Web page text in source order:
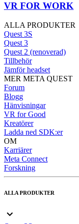
VR FOR WORK
ALLA PRODUKTER
Quest 3S
Quest 3
Quest 2 (renoverad)
Tillbehör
Jämför headset
MER META QUEST
Forum
Blogg
Hänvisningar
VR for Good
Kreatörer
Ladda ned SDK:er
OM
Karriärer
Meta Connect
Forskning
ALLA PRODUKTER